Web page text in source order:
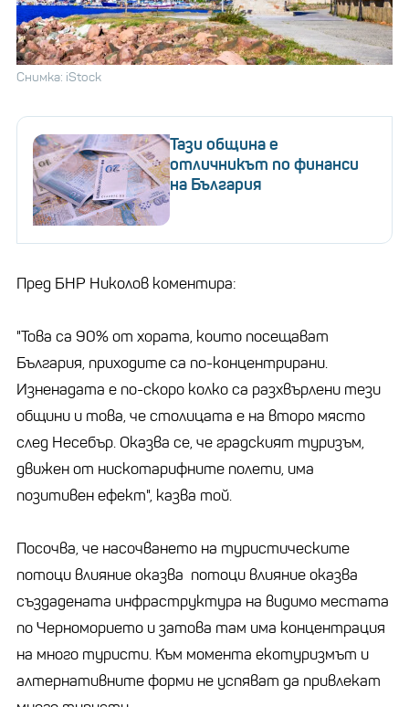
Снимка: iStock
Тази община е
отличникът по финанси
на България
Пред БНР Николов коментира:
"Това са 90% от хората, които посещават
България, приходите са по-концентрирани.
Изненадата е по-скоро колко са разхвърлени тези
общини и това, че столицата е на второ място
след Несебър. Оказва се, че градският туризъм,
движен от нискотарифните полети, има
позитивен ефект", казва той.
Посочва, че насочването на туристическите
потоци влияние оказва потоци влияние оказва
създадената инфраструктура на видимо местата
по Черноморието и затова там има концентрация
на много туристи. Към момента екотуризмът и
алтернативните форми не успяват да привлекат